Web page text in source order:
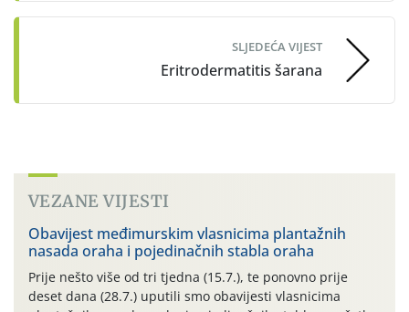
SLJEDEĆA VIJEST
Eritrodermatitis šarana
VEZANE VIJESTI
Obavijest međimurskim vlasnicima plantažnih
nasada oraha i pojedinačnih stabla oraha
Prije nešto više od tri tjedna (15.7.), te ponovno prije
deset dana (28.7.) uputili smo obavijesti vlasnicima